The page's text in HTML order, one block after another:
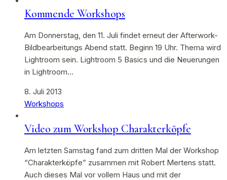
Kommende Workshops
Am Donnerstag, den 11. Juli findet erneut der Afterwork-
Bildbearbeitungs Abend statt. Beginn 19 Uhr. Thema wird
Lightroom sein. Lightroom 5 Basics und die Neuerungen
in Lightroom…
8. Juli 2013
Workshops
Video zum Workshop Charakterköpfe
Am letzten Samstag fand zum dritten Mal der Workshop
“Charakterköpfe” zusammen mit Robert Mertens statt.
Auch dieses Mal vor vollem Haus und mit der